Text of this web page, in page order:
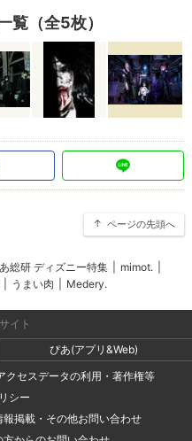
覧（全5枚）
ページの先頭へ
総研 ディズニー特集 mimot.
うまい肉 Medery.
イト
ぴあ(アプリ&Web)
クセスデータの利用・著作権等
シー
掲載・その他お問い合わせ